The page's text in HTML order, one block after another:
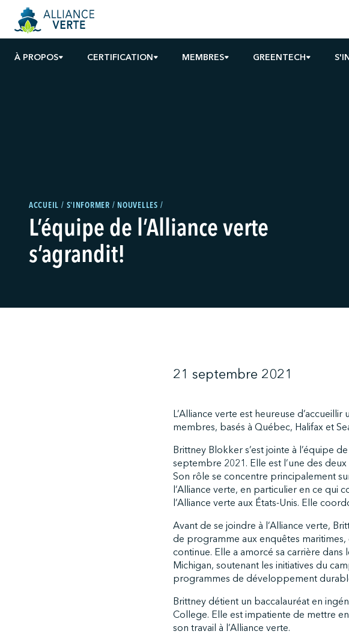
À PROPOS CERTIFICATION MEMBRES GREENTECH
ACCUEIL S'INFORMER NOUVELLES
L’équipe de l’Alliance verte
s’agrandit!
21 septembre 2021
L’Alliance verte est heureuse
membres, basés à Québec, Halifax et
Brittney Blokker s’est jointe à l’équipe
septembre 2021. Elle est l’une des
Son rôle se concentre principalement
l’Alliance verte, en particulier en ce qui
l’Alliance verte aux États-Unis. Elle
Avant de se joindre à l’Alliance verte,
de programme aux enquêtes maritimes,
continue. Elle a amorcé sa carrière
Michigan, soutenant les initiatives du
programmes de développement
Brittney détient un baccalauréat en
College. Elle est impatiente de mettre
son travail à l’Alliance verte.